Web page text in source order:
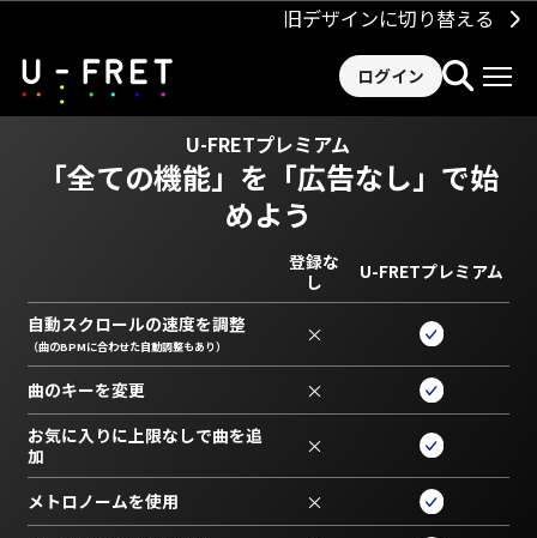
旧デザインに切り替える
ログイン
U-FRETプレミアム
「全ての機能」を 「広告なし」で始
めよう
登録な
し
U-FRETプレミアム
自動スクロールの速度を調整
（曲のBPMに合わせた自動調整もあり） ×
曲のキーを変更 ×
お気に入りに上限なしで曲を追
加
×
メトロノームを使用 ×